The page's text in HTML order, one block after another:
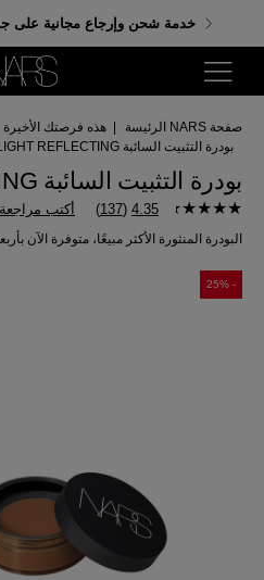
الكود: GIFTS
خدمة شحن وإرجاع مجانية على
صفحة NARS الرئيسة هذه فرصتك الأخيرة
بودرة التثبيت السائبة LIGHT REFLECTING
بودرة التثبيت السائبة LIGHT REFLECTING
4.35
(
137
) أكتب مراجعة
- 25%